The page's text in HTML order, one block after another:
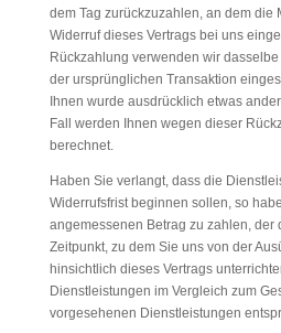
dem Tag zurückzuzahlen, an dem die
Widerruf dieses Vertrags bei uns
Rückzahlung verwenden wir
der ursprünglichen Transaktion
Ihnen wurde ausdrücklich etwas
Fall werden Ihnen wegen dieser
berechnet.
Haben Sie verlangt, dass die
Widerrufsfrist beginnen sollen, so
angemessenen Betrag zu zahlen, der
Zeitpunkt, zu dem Sie uns von der
hinsichtlich dieses Vertrags
Dienstleistungen im Vergleich zum
vorgesehenen Dienstleistungen